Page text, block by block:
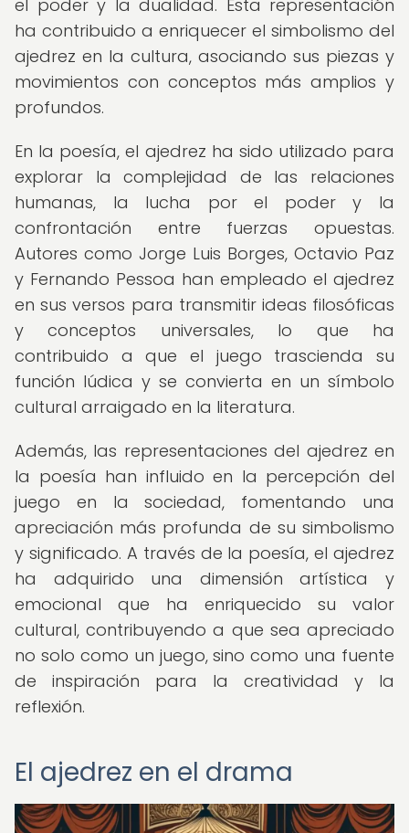
el poder y la dualidad. Esta representación
ha contribuido a enriquecer el simbolismo del
ajedrez en la cultura, asociando sus piezas y
movimientos con conceptos más amplios y
profundos.
En la poesía, el ajedrez ha sido utilizado para
explorar la complejidad de las relaciones
humanas, la lucha por el poder y la
confrontación entre fuerzas opuestas.
Autores como Jorge Luis Borges, Octavio Paz
y Fernando Pessoa han empleado el ajedrez
en sus versos para transmitir ideas filosóficas
y conceptos universales, lo que ha
contribuido a que el juego trascienda su
función lúdica y se convierta en un símbolo
cultural arraigado en la literatura.
Además, las representaciones del ajedrez en
la poesía han influido en la percepción del
juego en la sociedad, fomentando una
apreciación más profunda de su simbolismo
y significado. A través de la poesía, el ajedrez
ha adquirido una dimensión artística y
emocional que ha enriquecido su valor
cultural, contribuyendo a que sea apreciado
no solo como un juego, sino como una fuente
de inspiración para la creatividad y la
reflexión.
El ajedrez en el drama